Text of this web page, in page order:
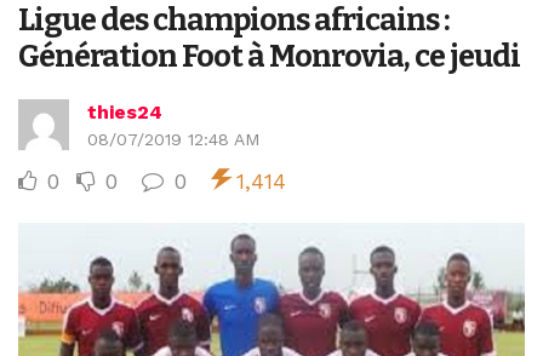
Ligue des champions africains :
Génération Foot à Monrovia, ce jeudi
thies24
08/07/2019 12:48 AM
0 0 0 1,414